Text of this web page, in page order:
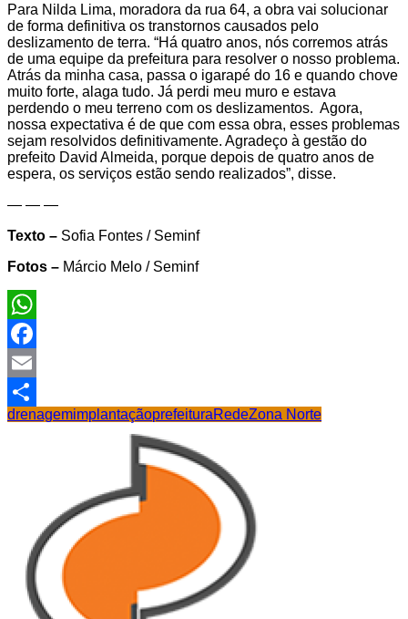
Para Nilda Lima, moradora da rua 64, a obra vai solucionar
de forma definitiva os transtornos causados pelo
deslizamento de terra. “Há quatro anos, nós corremos atrás
de uma equipe da prefeitura para resolver o nosso problema.
Atrás da minha casa, passa o igarapé do 16 e quando chove
muito forte, alaga tudo. Já perdi meu muro e estava
perdendo o meu terreno com os deslizamentos. Agora,
nossa expectativa é de que com essa obra, esses problemas
sejam resolvidos definitivamente. Agradeço à gestão do
prefeito David Almeida, porque depois de quatro anos de
espera, os serviços estão sendo realizados”, disse.
— — —
Texto – Sofia Fontes / Seminf
Fotos – Márcio Melo / Seminf
WhatsApp
Facebook
Email
Share
drenagemimplantaçãoprefeituraRedeZona Norte